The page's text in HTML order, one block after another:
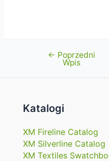
Nawigacja
← Poprzedni
Wpis
Katalogi
XM Fireline Catalog
XM Silverline Catalog
XM Textiles